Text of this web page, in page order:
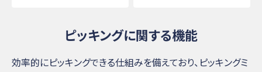
ピッキングに関する機能
効率的にピッキングできる仕組みを備えており、ピッキングミ